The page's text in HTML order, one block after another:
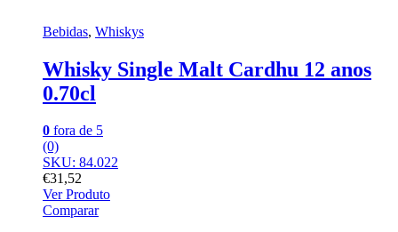
Bebidas, Whiskys
Whisky Single Malt Cardhu 12 anos
0.70cl
0 fora de 5
(0)
SKU: 84.022
€31,52
Ver Produto
Comparar